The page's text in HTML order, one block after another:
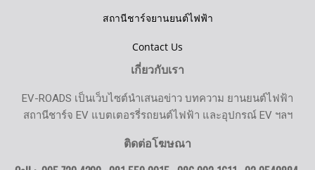
สถานีชาร์จยานยนต์ไฟฟ้า
Contact Us
เกี่ยวกับเรา
EV-ROADS เป็นเว็บไซต์นำเสนอข่าว บทความ ยานยนต์ไฟฟ้า
สถานีชาร์จ EV แบตเตอรรี่รถยนต์ไฟฟ้า และอุปกรณ์ EV ฯลฯ
ติดต่อโฆษณา